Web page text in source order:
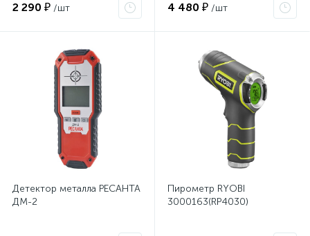
2 290 ₽ /шт 4 480 ₽ /шт
Детектор металла РЕСАНТА
ДМ-2
Пирометр RYOBI
3000163(RP4030)